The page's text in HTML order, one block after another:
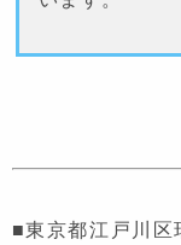
■東京都江戸川